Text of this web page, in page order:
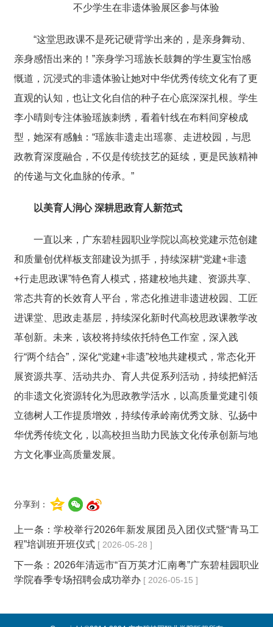
不少学生在非遗体验展区参与体验
“这堂思政课不是死记硬背学出来的，是亲身舞动、
亲身感悟出来的！”亲身学习瑶族长鼓舞的学生夏宝怡感
慨道，沉浸式的非遗体验让她对中华优秀传统文化有了更
直观的认知，也让文化自信的种子在心底深深扎根。学生
李小晴则专注体验瑶族刺绣，看着针线在布料间穿梭成
型，她深有感触：“瑶族非遗走出瑶寨、走进校园，与思
政教育深度融合，不仅是传统技艺的延续，更是民族精神
的传递与文化血脉的传承。”
以美育人润心 深耕思政育人新范式
一直以来，广东碧桂园职业学院以高校党建示范创建
和质量创优样板支部建设为抓手，持续深耕“党建+非遗
+行走思政课”特色育人模式，搭建校地共建、资源共享、
常态共育的长效育人平台，常态化推进非遗进校园、工匠
进课堂、思政走基层，持续深化新时代高校思政课教学改
革创新。未来，该校将持续依托特色工作室，深入践
行“两个结合”，深化“党建+非遗”校地共建模式，常态化开
展资源共享、活动共办、育人共促系列活动，持续把鲜活
的非遗文化资源转化为思政教学活水，以高质量党建引领
立德树人工作提质增效，持续传承岭南优秀文脉、弘扬中
华优秀传统文化，以高校担当助力民族文化传承创新与地
方文化事业高质量发展。
分享到：
上一条：学校举行2026年新发展团员入团仪式暨“青马工
程”培训班开班仪式 [ 2026-05-28 ]
下一条： 2026年清远市“百万英才汇南粤”广东碧桂园职业
学院春季专场招聘会成功举办 [ 2026-05-15 ]